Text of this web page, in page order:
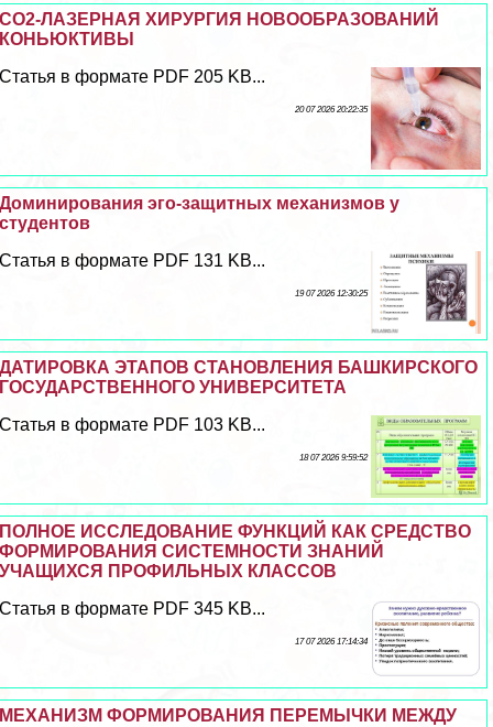
СО2-ЛАЗЕРНАЯ ХИРУРГИЯ НОВООБРАЗОВАНИЙ
КОНЬЮКТИВЫ
Статья в формате PDF 205 KB...
20 07 2026 20:22:35
Доминирования эго-защитных механизмов у
студентов
Статья в формате PDF 131 KB...
19 07 2026 12:30:25
ДАТИРОВКА ЭТАПОВ СТАНОВЛЕНИЯ БАШКИРСКОГО
ГОСУДАРСТВЕННОГО УНИВЕРСИТЕТА
Статья в формате PDF 103 KB...
18 07 2026 9:59:52
ПОЛНОЕ ИССЛЕДОВАНИЕ ФУНКЦИЙ КАК СРЕДСТВО
ФОРМИРОВАНИЯ СИСТЕМНОСТИ ЗНАНИЙ
УЧАЩИХСЯ ПРОФИЛЬНЫХ КЛАССОВ
Статья в формате PDF 345 KB...
17 07 2026 17:14:34
МЕХАНИЗМ ФОРМИРОВАНИЯ ПЕРЕМЫЧКИ МЕЖДУ